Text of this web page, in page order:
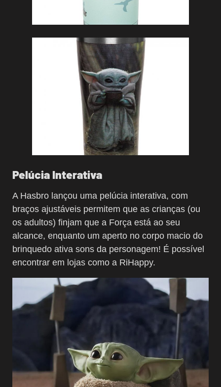
Pelúcia Interativa
A Hasbro lançou uma pelúcia interativa, com
braços ajustáveis permitem que as crianças (ou
os adultos) finjam que a Força está ao seu
alcance, enquanto um aperto no corpo macio do
brinquedo ativa sons da personagem! É possível
encontrar em lojas como a RiHappy.